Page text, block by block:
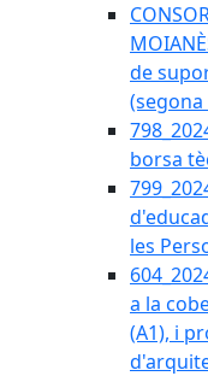
de
borsa
les
a la
(A1), i